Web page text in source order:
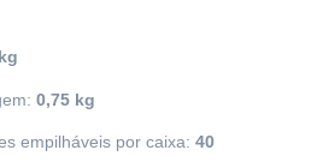
0,75 kg
empilháveis por caixa: 40